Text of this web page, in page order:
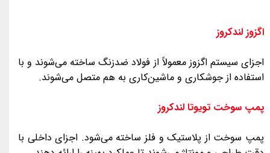
اگزوز لندکروز
اجزای سیستم اگزوز معمولاً از فولاد ضدزنگ ساخته می‌شوند و با
استفاده از جوشکاری و ماشین‌کاری به هم متصل می‌شوند.
پمپ سوخت تویوتا لندکروز
پمپ سوخت از پلاستیک و فلز ساخته می‌شود. اجزای داخلی با